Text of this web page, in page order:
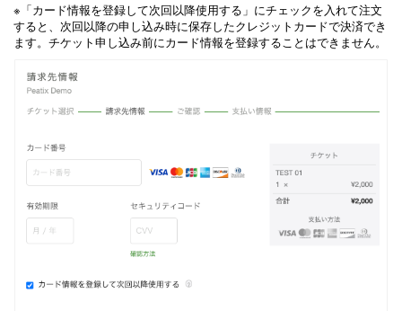
※「カード情報を登録して次回以降使用する」にチェックを入れて注文
すると、次回以降の申し込み時に保存したクレジットカードで決済でき
ます。チケット申し込み前にカード情報を登録することはできません。